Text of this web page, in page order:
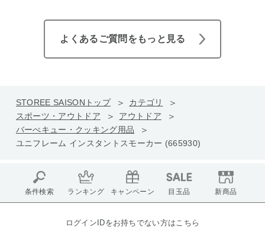
よくあるご質問をもっと見る
STOREE SAISONトップ
カテゴリ
スポーツ・アウトドア
アウトドア
バーべキュー・クッキング用品
ユニフレーム インスタントスモーカー (665930)
条件検索 ランキング キャンペーン 目玉品 新商品
ログインIDをお持ちでない方はこちら